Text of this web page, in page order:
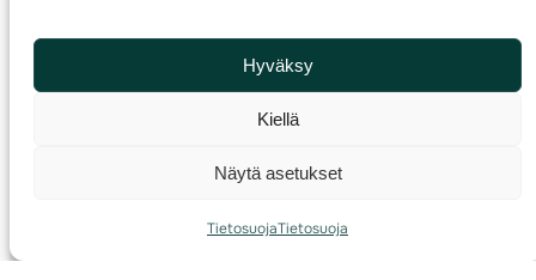
Hyväksy
Kiellä
Näytä asetukset
TietosuojaTietosuoja
info(a)suunnistusliitto.fi,Rastilipun asiat: rastilippu(a)suunnistusliitto.fi
Kilpailut ja kuntorastit – Rastilippu:::Rastilipun ohjeet